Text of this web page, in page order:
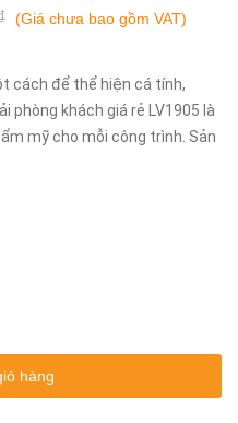
(Giá chưa bao gồm VAT)
cách để thể hiện cá tính,
phòng khách giá rẻ LV1905 là
mỹ cho mỗi công trình. Sản
hàng